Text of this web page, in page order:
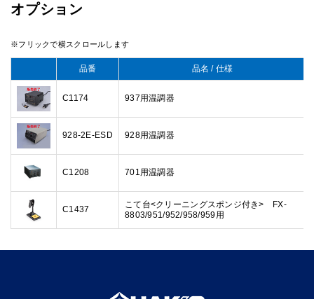
オプション
品番 品名 / 仕様
C1174 937用温調器
928-2E-ESD 928用温調器
C1208 701用温調器
C1437
こて台<クリーニングスポンジ付き> FX-
8803/951/952/958/959用